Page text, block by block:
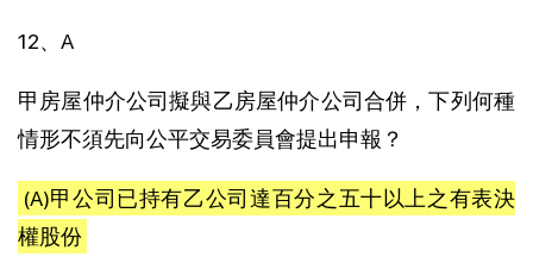
12、A
甲房屋仲介公司擬與乙房屋仲介公司合併，下列何種
情形不須先向公平交易委員會提出申報？
(A)甲公司已持有乙公司達百分之五十以上之有表決
權股份